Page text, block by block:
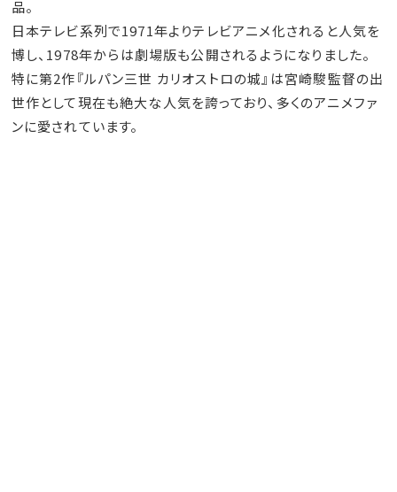
品。
日本テレビ系列で1971年よりテレビアニメ化されると人気を
博し、1978年からは劇場版も公開されるようになりました。
特に第2作『ルパン三世 カリオストロの城』は宮崎駿監督の出
世作として現在も絶大な人気を誇っており、多くのアニメファ
ンに愛されています。